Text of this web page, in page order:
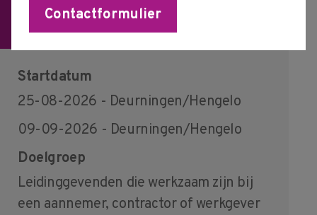
subsidiemogelijkheden
Startdatum
25-08-2026 - Deurningen/Hengelo
09-09-2026 - Deurningen/Hengelo
Doelgroep
Leidinggevenden die werkzaam zijn bij
een aannemer, contractor of werkgever
Contactformulier